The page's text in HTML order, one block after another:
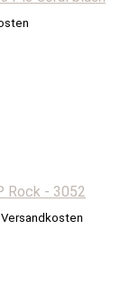
Rock - 3052